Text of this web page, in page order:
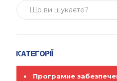
Категорії
Програмне